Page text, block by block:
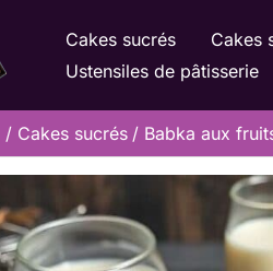
Cakes sucrés Cakes
Ustensiles de pâtisserie
Cakes sucrés Babka aux